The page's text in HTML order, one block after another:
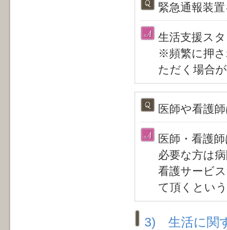
緊急通報装
生活支援ス
※頻繁に押
ただく場合
医師や看護
医師・看護
必要な方は
看護サービ
て頂くとい
3) 生活に関